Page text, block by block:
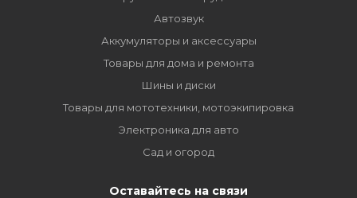
Автозвук
Аккумуляторы и аксессуары
Товары для дома и ремонта
Шины и диски
Товары для мототехники, мотоэкипировка
Электроника для авто
Сад и огород
Оставайтесь на связи